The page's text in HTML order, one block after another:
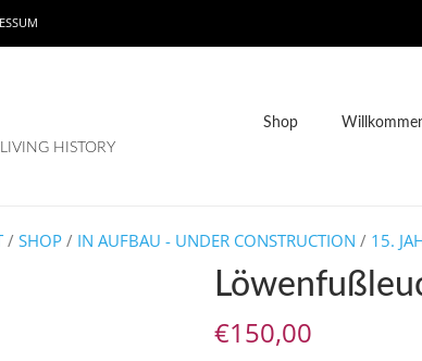
HISTORY
Shop
/ SHOP / IN AUFBAU - UNDER CONSTRUCTION / 15.
€150,00